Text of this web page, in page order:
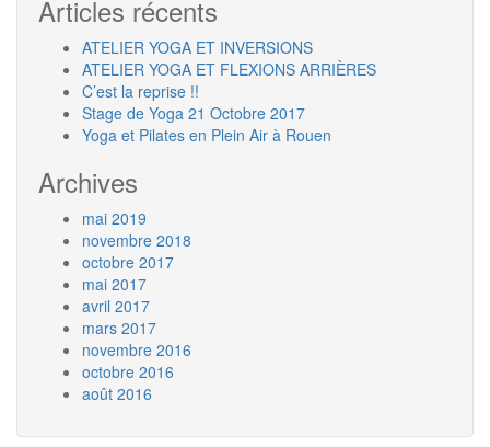
Articles récents
ATELIER YOGA ET INVERSIONS
ATELIER YOGA ET FLEXIONS ARRIÈRES
C’est la reprise !!
Stage de Yoga 21 Octobre 2017
Yoga et Pilates en Plein Air à Rouen
Archives
mai 2019
novembre 2018
octobre 2017
mai 2017
avril 2017
mars 2017
novembre 2016
octobre 2016
août 2016